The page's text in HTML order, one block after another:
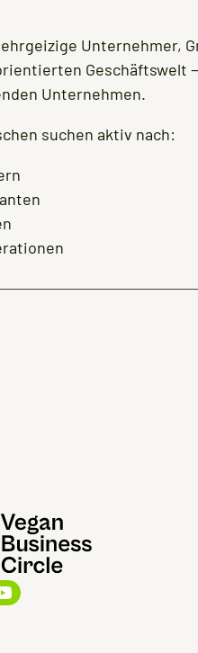
Unternehmer,
Geschäftswelt
Unternehmen.
suchen aktiv nach: